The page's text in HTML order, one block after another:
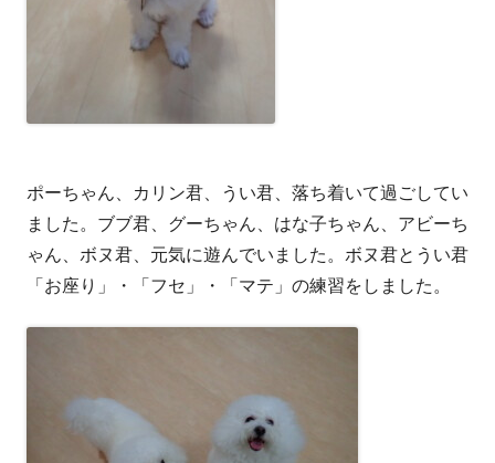
ポーちゃん、カリン君、うい君、落ち着いて過ごしてい
ました。ブブ君、グーちゃん、はな子ちゃん、アビーち
ゃん、ボヌ君、元気に遊んでいました。ボヌ君とうい君
「お座り」・「フセ」・「マテ」の練習をしました。